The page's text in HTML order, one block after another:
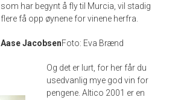
som har begynt å fly til Murcia, vil stadig
flere få opp øynene for vinene herfra.
Aase JacobsenFoto: Eva Brænd
Og det er lurt, for her får du
usedvanlig mye god vin for
pengene. Altico 2001 er en